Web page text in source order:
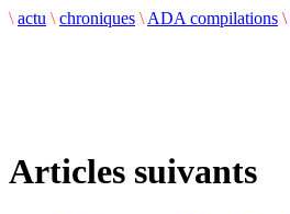
\ actu \ chroniques \ ADA compilations \
Articles suivants